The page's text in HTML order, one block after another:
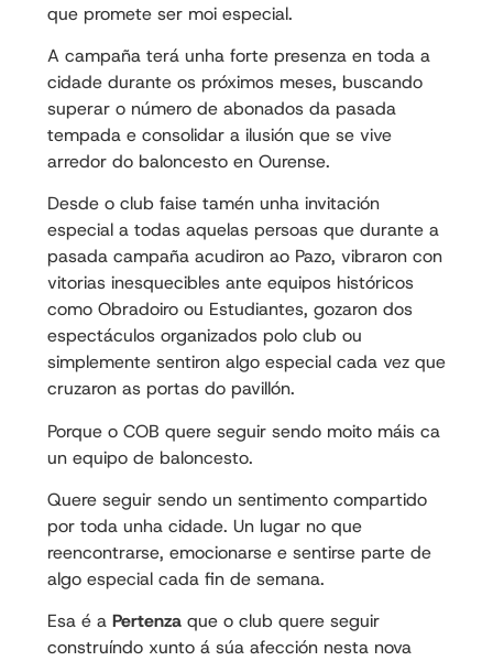
que promete ser moi especial.
A campaña terá unha forte presenza en toda a
cidade durante os próximos meses, buscando
superar o número de abonados da pasada
tempada e consolidar a ilusión que se vive
arredor do baloncesto en Ourense.
Desde o club faise tamén unha invitación
especial a todas aquelas persoas que durante a
pasada campaña acudiron ao Pazo, vibraron con
vitorias inesquecibles ante equipos históricos
como Obradoiro ou Estudiantes, gozaron dos
espectáculos organizados polo club ou
simplemente sentiron algo especial cada vez que
cruzaron as portas do pavillón.
Porque o COB quere seguir sendo moito máis ca
un equipo de baloncesto.
Quere seguir sendo un sentimento compartido
por toda unha cidade. Un lugar no que
reencontrarse, emocionarse e sentirse parte de
algo especial cada fin de semana.
Esa é a Pertenzaque o club quere seguir
construíndo xunto á súa afección nesta nova